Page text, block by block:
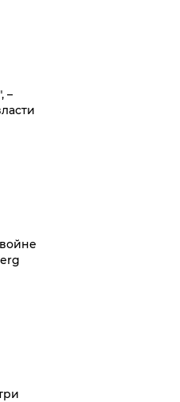
–